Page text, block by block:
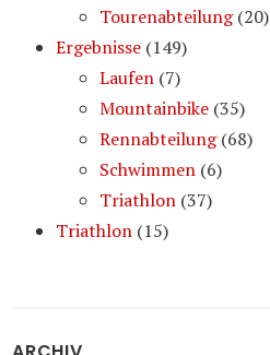
Tourenabteilung(20)
Ergebnisse (149)
Laufen (7)
Mountainbike (35)
Rennabteilung(68)
Schwimmen (6)
Triathlon (37)
Triathlon (15)